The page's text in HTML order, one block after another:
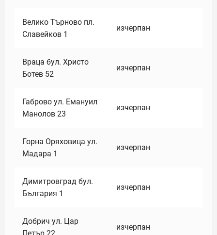
Велико Търново пл.
Славейков 1
изчерпан
Враца бул. Христо
Ботев 52
изчерпан
Габрово ул. Емануил
Манолов 23
изчерпан
Горна Оряховица ул.
Мадара 1
изчерпан
Димитровград бул.
България 1
изчерпан
Добрич ул. Цар
изчерпан